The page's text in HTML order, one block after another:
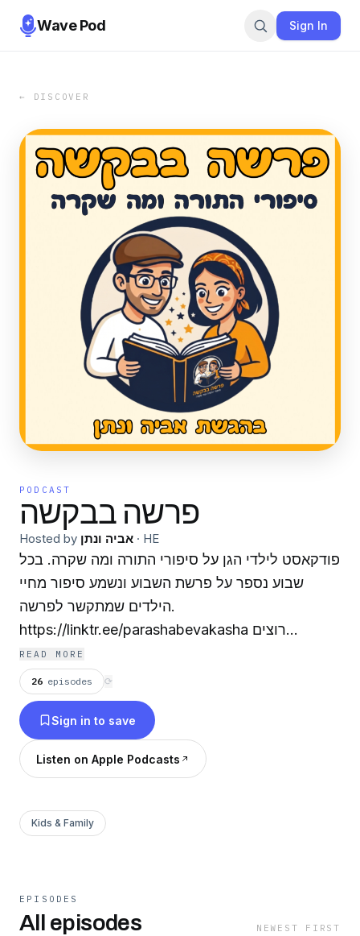
Wave Pod Sign In
← DISCOVER
PODCAST
פרשה בבקשה
Hosted by אביה ונתן · HE
פודקאסט לילדי הגן על סיפורי התורה ומה שקרה. בכל
שבוע נספר על פרשת השבוע ונשמע סיפור מחיי
הילדים שמתקשר לפרשה.
https://linktr.ee/parashabevakasha רוצים
להשתתף? בסוף כל פרק נספר לכם את הנושא לפרק
הבא. מוזמנים לבקש מאבא ואמא לכתוב לנו את
הסיפור שלכם ואנחנו נבחר את אחד הסיפורים ונהפוך
אותו לפרק חדש ומרגש של פרשה בבקשה. כדי
לשלוח סיפור הכנסו לכאן:
https://tinyurl.com/SipurPB להתראות! אביה ונתן
READ MORE
26 episodes ⟳
Sign in to save
Listen on Apple Podcasts
Kids & Family
EPISODES
All episodes NEWEST FIRST